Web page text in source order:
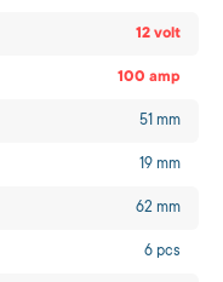
12 volt
100 amp
51 mm
19 mm
62 mm
6 pcs